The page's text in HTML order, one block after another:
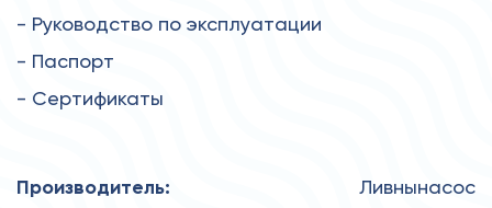
- Руководство по эксплуатации
- Паспорт
- Сертификаты
Производитель: Ливнынасос